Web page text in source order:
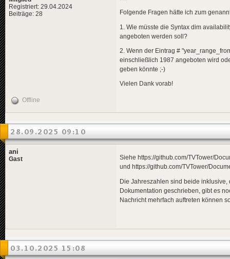
Registriert: 29.04.2024
Beiträge: 28
Folgende Fragen hätte ich zum
1. Wie müsste die Syntax dim
angeboten werden soll?
2. Wenn der Eintrag #
einschließlich 1987 angeboten wird
geben könnte ;-)
Vielen Dank vorab!
Offline
28.09.2025 09:10
ani
Gast
Siehe https://github.com/TVTower/
und https://github.com/TVTower/
Die Jahreszahlen sind beide
Dokumentation geschrieben, gibt es
Nachricht mehrfach auftreten können
03.10.2025 15:08